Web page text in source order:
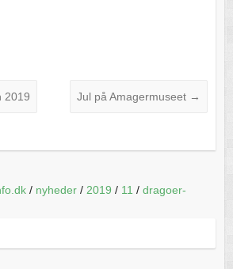
2019 Jul på Amagermuseet →
/ nyheder/ 2019 / 11 / dragoer-